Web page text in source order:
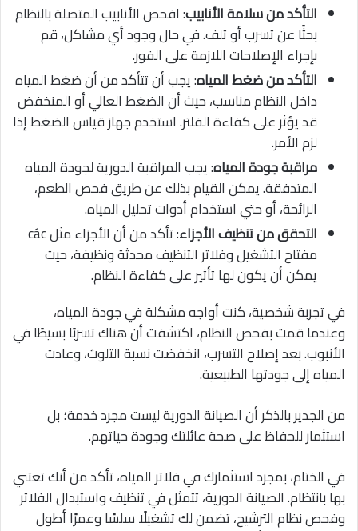
التأكد من سلامة الأنابيب: افحص الأنابيب المتصلة بالنظام
بحثًا عن تسرب أو تلف. في حال وجود أي مشاكل، قم
بإجراء الإصلاحات اللازمة على الفور.
التأكد من ضغط المياه: يجب أن تتأكد من أن ضغط المياه
داخل النظام مناسب، حيث أن الضغط العالي أو المنخفض
قد يؤثر على كفاءة الفلتر. استخدم جهاز قياس الضغط إذا
لزم الأمر.
مراقبة جودة المياه: يجب المراقبة الدورية لجودة المياه
المتدفقة. يمكن القيام بذلك عن طريق فحص الطعم،
الرائحة، أو حتي استخدام أدوات تحليل المياه.
التحقق من تنظيف الأجزاء
: تأكد من أن الأجزاء مثل các
مفتاح التشغيل وفلاتر التنظيف محدثة ونظيفة، حيث
يمكن أن يكون لها تأثير على كفاءة النظام.
في تجربة شخصية، كنت أواجه مشكلة في جودة المياه،
وعندما قمت بفحص النظام، اكتشفت أن هناك تسربًا بسيطًا في
الأنبوب. بعد إصلاح التسرب، انخفضت نسبة التلوث، وعادت
المياه إلى جودتها الطبيعية.
من الجدير بالذكر أن الصيانة الدورية ليست مجرد خدمة؛ بل
استثمار للحفاظ على صحة عائلتك وجودة حياتهم.
في الختام، بمجرد استثمارك في فلاتر المياه، تأكد من أنك تعتني
بها بانتظام. الصيانة الدورية، تتمثل في تنظيف واستبدال الفلاتر
وفحص نظام الترشيح، تضمن لك تشغيلًا سلسًا وعمرًا أطول